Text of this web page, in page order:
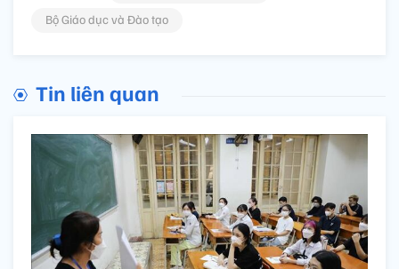
Bộ Giáo dục và Đào tạo
Tin liên quan